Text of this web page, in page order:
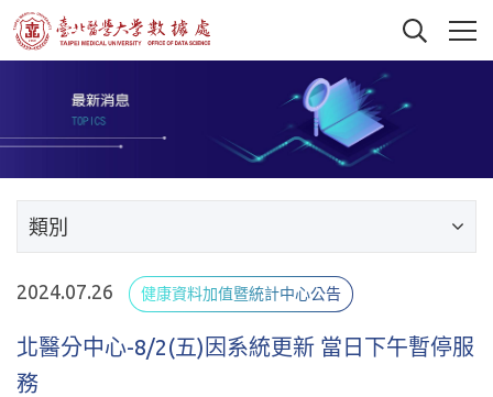
類別
2024.07.26 健康資料加值暨統計中心公告
北醫分中心-8/2(五)因系統更新 當日下午暫停服
務